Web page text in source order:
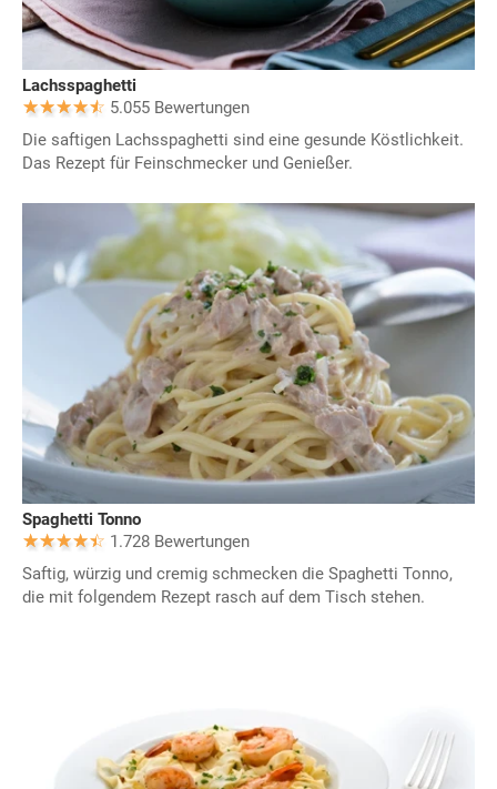
Lachsspaghetti
5.055 Bewertungen
Die saftigen Lachsspaghetti sind eine gesunde Köstlichkeit.
Das Rezept für Feinschmecker und Genießer.
Spaghetti Tonno
1.728 Bewertungen
Saftig, würzig und cremig schmecken die Spaghetti Tonno,
die mit folgendem Rezept rasch auf dem Tisch stehen.